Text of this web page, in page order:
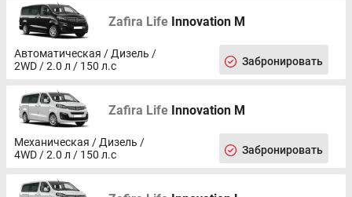
Передние электростеклоподъемники 1-ого ряда,
автоматические
Наружные зеркала заднего вида с
электрорегулировками, обогревом, электроприводом
складывания
вида
Бортовой компьютер
Сдвижные боковые двери справа и слева
Двухзонный климат-контроль
Дополнительная задняя климатическая установка с
Солнцезащитные шторки боковых окон 2-ого ряда
Zafira Life Innovation M
Автоматическая / Дизель /
2WD / 2.0 л / 150 л.с
Забронировать
Zafira Life Innovation M
Механическая / Дизель /
4WD / 2.0 л / 150 л.с
Забронировать